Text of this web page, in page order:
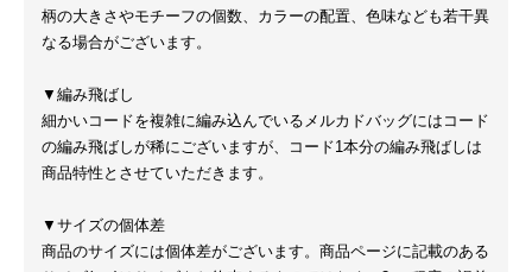
柄の大きさやモチーフの個数、カラーの配置、色味なども若干異
なる場合がございます。
▼編み飛ばし
細かいコードを複雑に編み込んでいるメルカドバッグにはコード
の編み飛ばしが稀にございますが、コード1本分の編み飛ばしは
商品特性とさせていただきます。
▼サイズの個体差
商品のサイズには個体差がございます。商品ページに記載のある